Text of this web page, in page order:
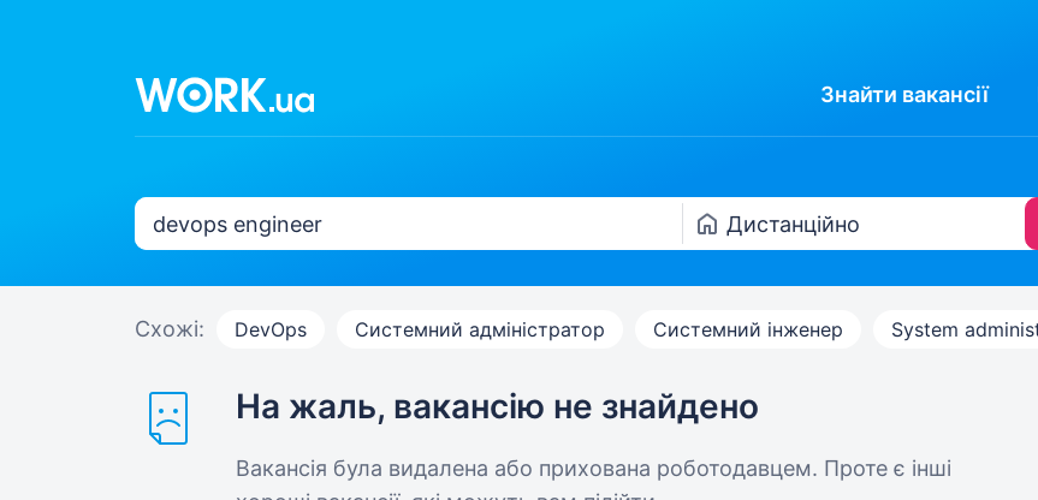
Знайти вакансії
Схожі: DevOps Системний адміністратор Системний інженер System
На жаль, вакансію не знайдено
Вакансія була видалена або прихована роботодавцем. Проте є інші